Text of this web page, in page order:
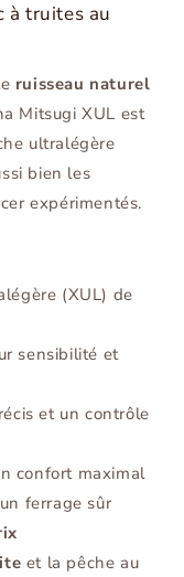
à truites au
ruisseau naturel
Mitsugi XUL est
ultralégère
bien les
expérimentés.
(XUL) de
sensibilité et
et un contrôle
confort maximal
ferrage sûr
et la pêche au